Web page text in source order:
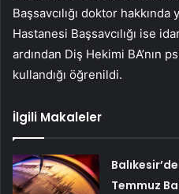
Başsavcılığı doktor
Hastanesi Başsavcılığı ise
ardından Diş Hekimi BA’nın
kullandığı öğrenildi.
İlgili Makaleler
Temmuz